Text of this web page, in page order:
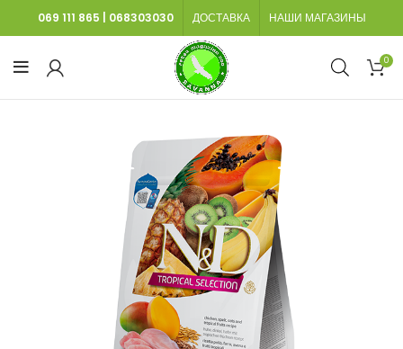
069 111 865 068303030 ДОСТАВКА НАШИ МАГАЗИНЫ
0